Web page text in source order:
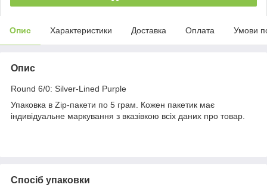
Опис Характеристики Доставка Оплата Умови
Опис
Round 6/0: Silver-Lined Purple
Упаковка в Zip-пакети по 5 грам. Кожен пакетик має
індивідуальне маркування з вказівкою всіх даних про товар.
Спосіб упаковки